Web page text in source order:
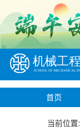
首页
当前位置: